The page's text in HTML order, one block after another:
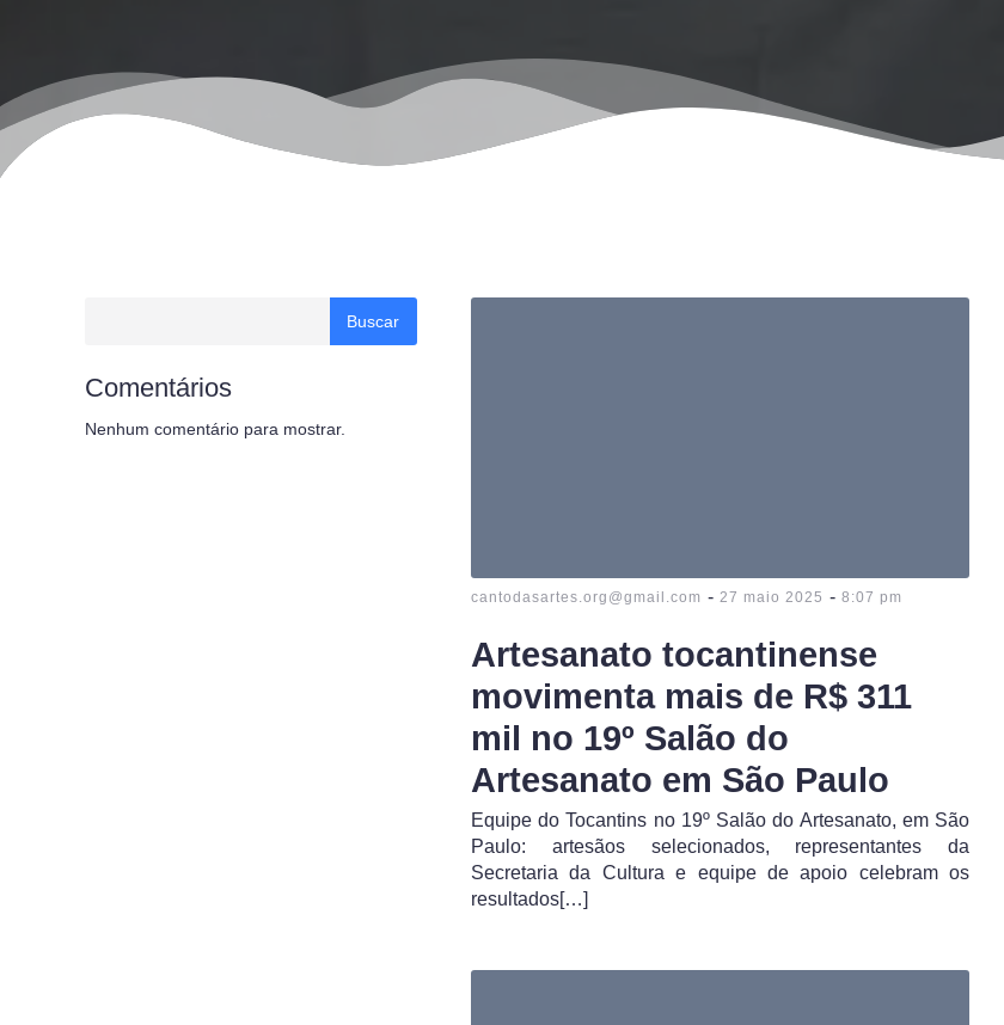
Buscar
Comentários
Nenhum comentário para mostrar.
cantodasartes.org@gmail.com - 27 maio 2025 - 8:07 pm
Artesanato tocantinense
movimenta mais de R$ 311
mil no 19º Salão do
Artesanato em São Paulo
Equipe do Tocantins no 19º Salão do Artesanato, em São
Paulo: artesãos selecionados, representantes da
Secretaria da Cultura e equipe de apoio celebram os
resultados[…]